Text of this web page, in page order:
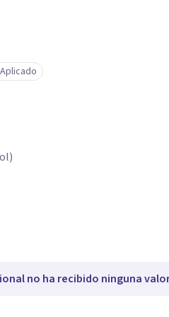
no ha recibido ninguna